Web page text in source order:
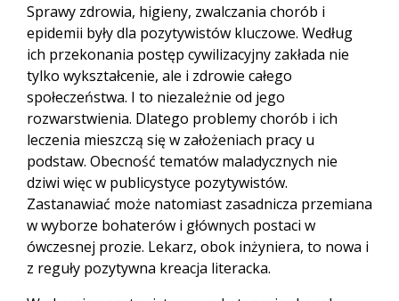
Sprawy zdrowia, higieny, zwalczania chorób i
epidemii były dla pozytywistów kluczowe. Według
ich przekonania postęp cywilizacyjny zakłada nie
tylko wykształcenie, ale i zdrowie całego
społeczeństwa. I to niezależnie od jego
rozwarstwienia. Dlatego problemy chorób i ich
leczenia mieszczą się w założeniach pracy u
podstaw. Obecność tematów maladycznych nie
dziwi więc w publicystyce pozytywistów.
Zastanawiać może natomiast zasadnicza przemiana
w wyborze bohaterów i głównych postaci w
ówczesnej prozie. Lekarz, obok inżyniera, to nowa i
z reguły pozytywna kreacja literacka.